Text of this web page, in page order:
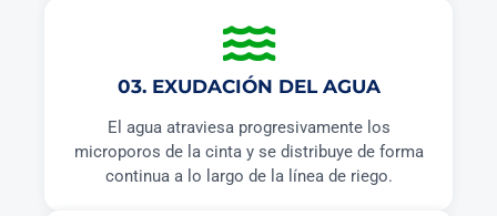
03. EXUDACIÓN DEL AGUA
El agua atraviesa progresivamente los
microporos de la cinta y se distribuye de forma
continua a lo largo de la línea de riego.